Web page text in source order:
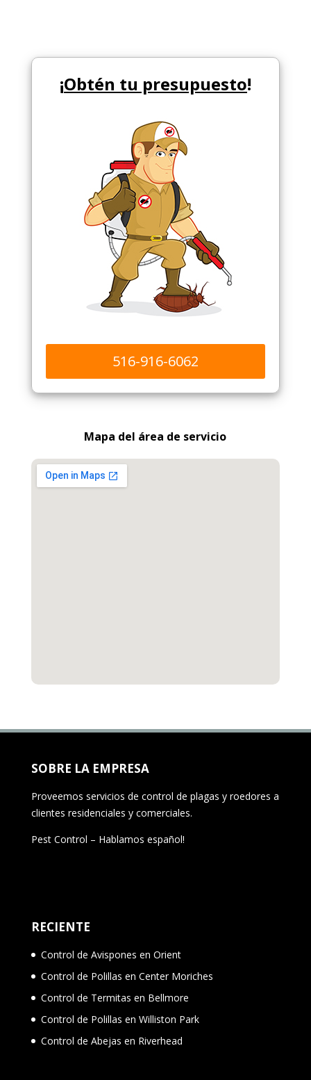
¡Obtén tu presupuesto!
516-916-6062
Mapa del área de servicio
SOBRE LA EMPRESA
Proveemos servicios de control de plagas y roedores a
clientes residenciales y comerciales.
Pest Control – Hablamos español!
RECIENTE
Control de Avispones en Orient
Control de Polillas en Center Moriches
Control de Termitas en Bellmore
Control de Polillas en Williston Park
Control de Abejas en Riverhead